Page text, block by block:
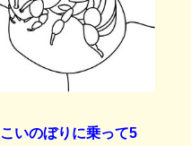
こいのぼりに乗って5